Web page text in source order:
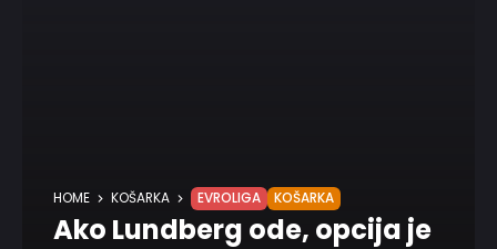
HOME KOŠARKA EVROLIGA KOŠARKA
Ako Lundberg ode, opcija je